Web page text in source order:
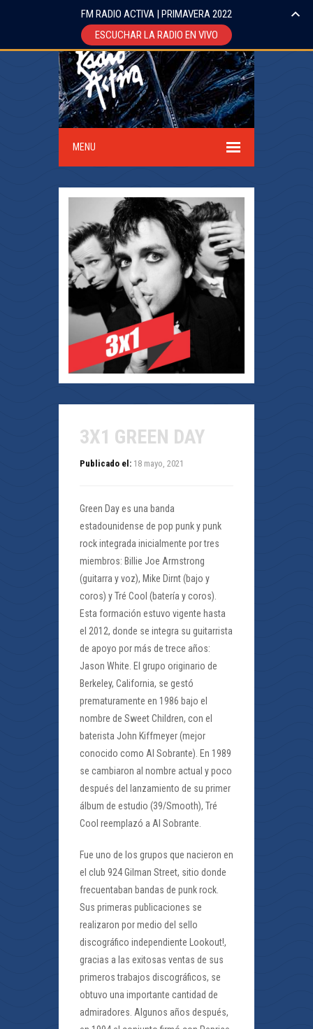
MENU
3X1 GREEN DAY
Publicado el: 18 mayo, 2021
Green Day es una banda
estadounidense de pop punk y punk
rock integrada inicialmente por tres
miembros: Billie Joe Armstrong
(guitarra y voz), Mike Dirnt (bajo y
coros) y Tré Cool (batería y coros).
Esta formación estuvo vigente hasta
el 2012, donde se integra su guitarrista
de apoyo por más de trece años:
Jason White. El grupo originario de
Berkeley, California, se gestó
prematuramente en 1986 bajo el
nombre de Sweet Children, con el
baterista John Kiffmeyer (mejor
conocido como Al Sobrante). En 1989
se cambiaron al nombre actual y poco
después del lanzamiento de su primer
álbum de estudio (39/Smooth), Tré
Cool reemplazó a Al Sobrante.
Fue uno de los grupos que nacieron en
el club 924 Gilman Street, sitio donde
frecuentaban bandas de punk rock.
Sus primeras publicaciones se
realizaron por medio del sello
discográfico independiente Lookout!,
gracias a las exitosas ventas de sus
primeros trabajos discográficos, se
obtuvo una importante cantidad de
admiradores. Algunos años después,
FM RADIO ACTIVA | PRIMAVERA 2022
ESCUCHAR LA RADIO EN VIVO